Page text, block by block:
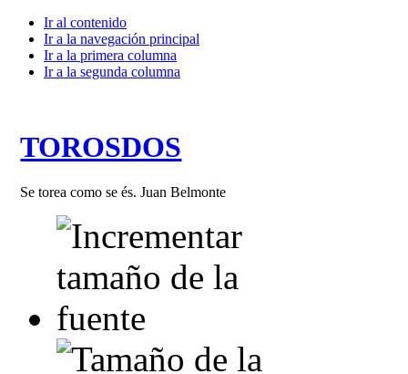
Ir al contenido
Ir a la navegación principal
Ir a la primera columna
Ir a la segunda columna
TOROSDOS
Se torea como se és. Juan Belmonte